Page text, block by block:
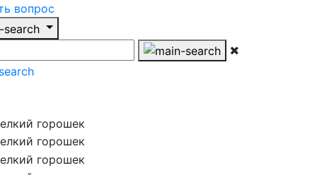
вопрос